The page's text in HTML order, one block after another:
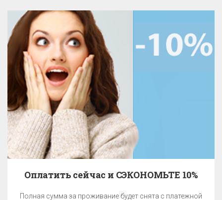
и СЭКОНОМЬТЕ 10%
будет снята с платежной
EA Программа